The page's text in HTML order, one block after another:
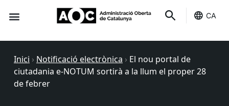
CA
Inici › Notificació electrònica › El nou portal de
ciutadania e-NOTUM sortirà a la llum el proper 28
de febrer